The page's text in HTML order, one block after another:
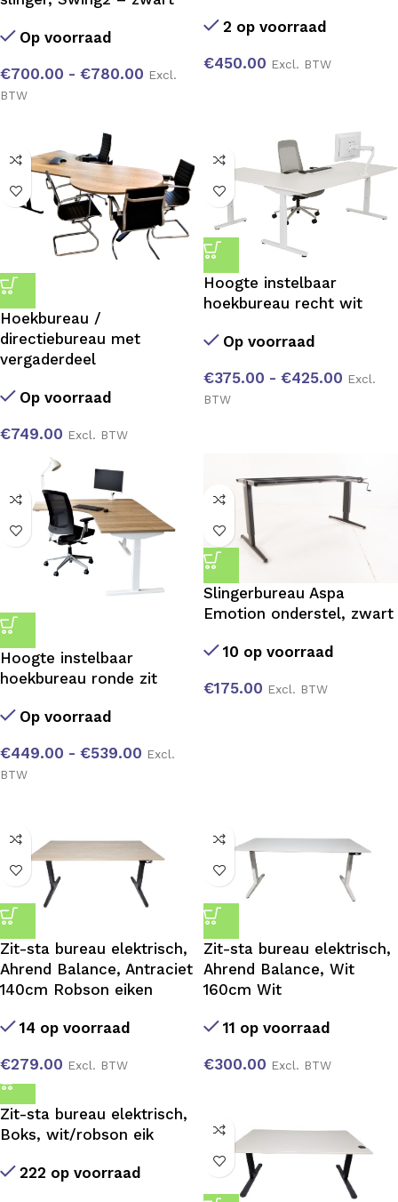
Op voorraad
€700.00 - €780.00 Excl.
BTW
2 op voorraad
€450.00 Excl. BTW
Hoekbureau /
directiebureau met
vergaderdeel
Op voorraad
€749.00 Excl. BTW
Hoogte instelbaar
hoekbureau recht wit
Op voorraad
€375.00 - €425.00 Excl.
BTW
Hoogte instelbaar
hoekbureau ronde zit
Op voorraad
€449.00 - €539.00 Excl.
BTW
Slingerbureau Aspa
Emotion onderstel, zwart
10 op voorraad
€175.00 Excl. BTW
Zit-sta bureau elektrisch,
Ahrend Balance, Antraciet
140cm Robson eiken
14 op voorraad
€279.00 Excl. BTW
Zit-sta bureau elektrisch,
Ahrend Balance, Wit
160cm Wit
11 op voorraad
€300.00 Excl. BTW
Zit-sta bureau elektrisch,
Boks, wit/robson eik
222 op voorraad